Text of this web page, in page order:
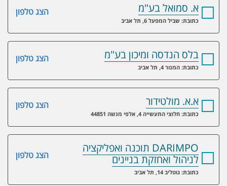
הצג טלפון א. סמואל בע"מ
כתובת: שביל המפעל 6, תל אביב
הצג טלפון בלס הנדסה ומיכון בע"מ
כתובת: המנור 4, תל אביב
הצג טלפון א.א. מולטידור
כתובת: חלוצי התעשייה 4, אלפי מנשה 44851
הצג טלפון
DARIMPO תוכנה ואפליקציה
לניהול ואחזקת בניינים
כתובת: גוטליב 14, תל אביב